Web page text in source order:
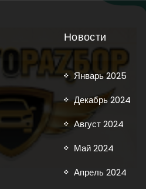
Новости
Январь 2025
Декабрь 2024
Август 2024
Май 2024
Апрель 2024